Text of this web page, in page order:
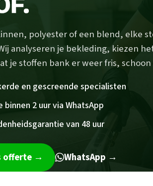
polyester of een blend, elke
analyseren je bekleding, kiezen
je stoffen bank er weer fris,
en gescreende specialisten
binnen 2 uur via WhatsApp
van 48 uur
offerte → WhatsApp →